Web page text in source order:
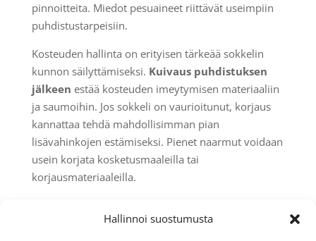
Hallinnoi suostumusta
pinnoitteita. Miedot pesuaineet riittävät useimpiin
puhdistustarpeisiin.
Kosteuden hallinta on erityisen tärkeää sokkelin
kunnon säilyttämiseksi. Kuivaus puhdistuksen
jälkeen estää kosteuden imeytymisen materiaaliin
ja saumoihin. Jos sokkeli on vaurioitunut, korjaus
kannattaa tehdä mahdollisimman pian
lisävahinkojen estämiseksi. Pienet naarmut voidaan
usein korjata kosketusmaaleilla tai
korjausmateriaaleilla.
säännöllisesti. Jos kaappi on painunut tai